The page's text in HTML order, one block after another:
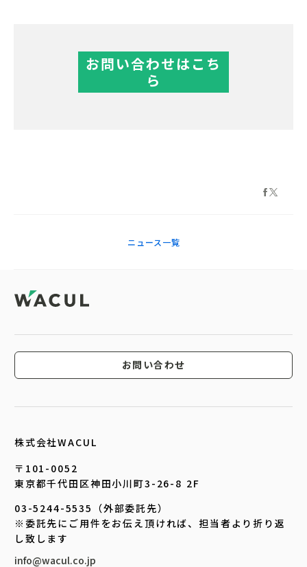
お問い合わせはこち
ら
ニュース一覧
お問い合わせ
株式会社WACUL
〒101-0052
東京都千代田区神田小川町3-26-8 2F
03-5244-5535（外部委託先）
※委託先にご用件をお伝え頂ければ、担当者より折り返
し致します
info@wacul.co.jp